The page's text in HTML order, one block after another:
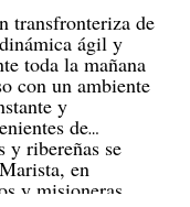
ágil y
toda la mañana
con un ambiente
y
de
ribereñas se
en
y misioneras
]